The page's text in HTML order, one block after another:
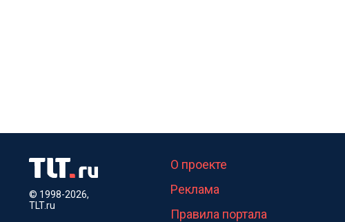
© 1998-2026,
TLT.ru
О проекте
Реклама
Правила портала